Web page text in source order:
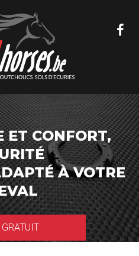
ET CONFORT,
À VOTRE